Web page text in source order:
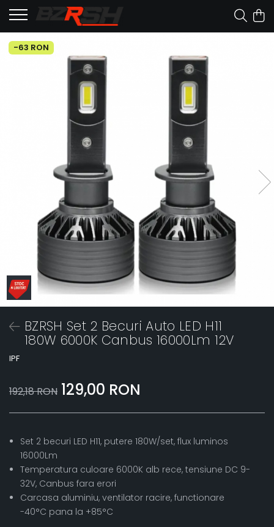
-63 RON
BZRSH Set 2 Becuri Auto LED H11
180W 6000K Canbus 16000Lm 12V
IPF
192,18 RON 129,00 RON
Set 2 becuri LED H11, putere 180W/set, flux luminos
16000Lm
Temperatura culoare 6000K alb rece, tensiune DC 9-
32V, Canbus fara erori
Carcasa aluminiu, ventilator racire, functionare
-40°C pana la +85°C